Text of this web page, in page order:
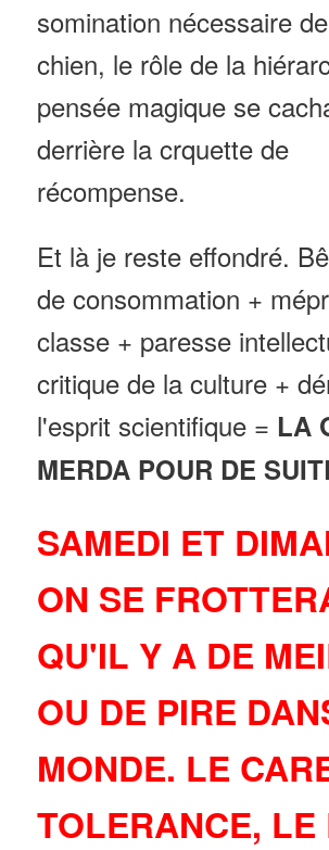
somination nécessaire
chien, le rôle de la
pensée magique se
derrière la crquette de
récompense.
Et là je reste effondré.
de consommation +
classe + paresse
critique de la culture +
l'esprit scientifique = LA
MERDA POUR DE
SAMEDI ET
ON SE
QU'IL Y A DE
OU DE PIRE
MONDE. LE
TOLERANCE, LE